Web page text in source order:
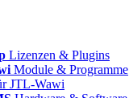
Lizenzen & Plugins
Module & Programme
JTL-Wawi